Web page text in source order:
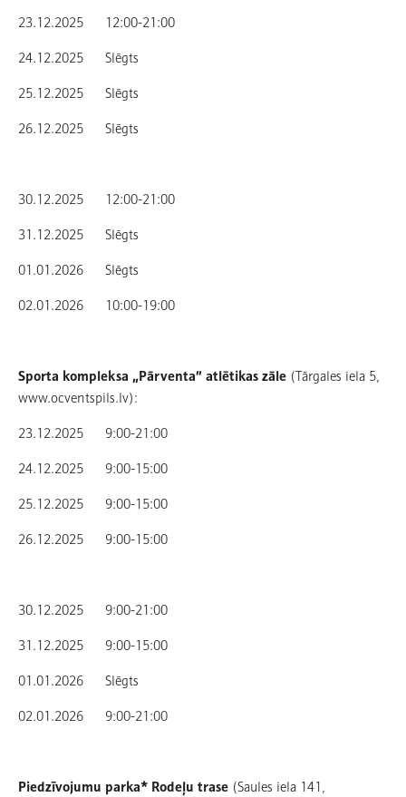
23.12.2025 12:00-21:00
24.12.2025 Slēgts
25.12.2025 Slēgts
26.12.2025 Slēgts
30.12.2025 12:00-21:00
31.12.2025 Slēgts
01.01.2026 Slēgts
02.01.2026 10:00-19:00
Sporta kompleksa „Pārventa” atlētikas zāle (Tārgales iela 5,
www.ocventspils.lv):
23.12.2025 9:00-21:00
24.12.2025 9:00-15:00
25.12.2025 9:00-15:00
26.12.2025 9:00-15:00
30.12.2025 9:00-21:00
31.12.2025 9:00-15:00
01.01.2026 Slēgts
02.01.2026 9:00-21:00
Piedzīvojumu parka* Rodeļu trase (Saules iela 141,